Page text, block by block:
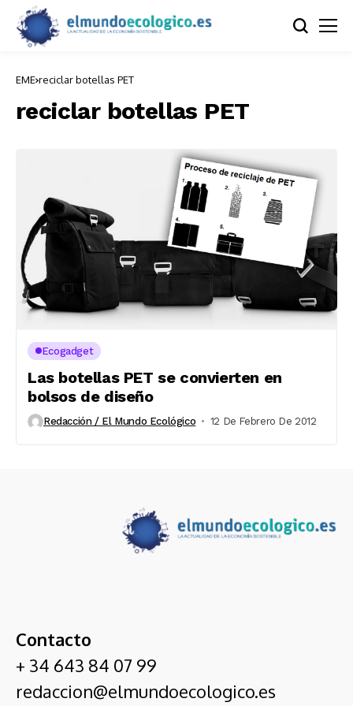
EME reciclar botellas PET
reciclar botellas PET
Ecogadget
Las botellas PET se convierten en
bolsos de diseño
Redacción / El Mundo Ecológico 12 De Febrero De 2012
Contacto
+ 34 643 84 07 99
redaccion@elmundoecologico.es